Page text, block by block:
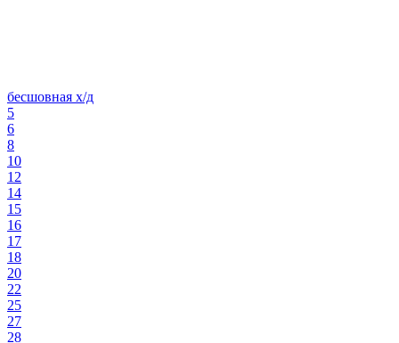
бесшовная х/д
5
6
8
10
12
14
15
16
17
18
20
22
25
27
28